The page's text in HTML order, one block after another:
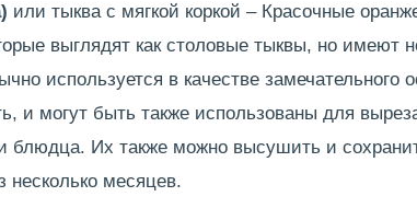
или тыква с мягкой коркой – Красочные
выглядят как столовые тыквы, но имеют
используется в качестве замечательного
и могут быть также использованы для
блюдца. Их также можно высушить и
несколько месяцев.